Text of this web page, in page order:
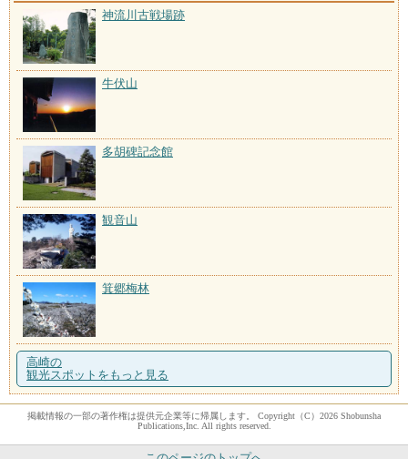
神流川古戦場跡
牛伏山
多胡碑記念館
観音山
箕郷梅林
高崎の
観光スポットをもっと見る
掲載情報の一部の著作権は提供元企業等に帰属します。 Copyright（C）2026 Shobunsha
Publications,Inc. All rights reserved.